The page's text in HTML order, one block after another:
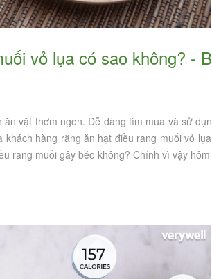
vặt thơm ngon. Dễ dàng tìm mua và sử
hàng rằng ăn hạt điều rang muối vỏ
rang muối gây béo không? Chính vì vậy